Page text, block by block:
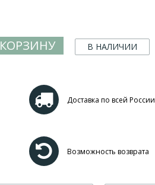
В НАЛИЧИИ
Доставка по всей России
Возможность возврата